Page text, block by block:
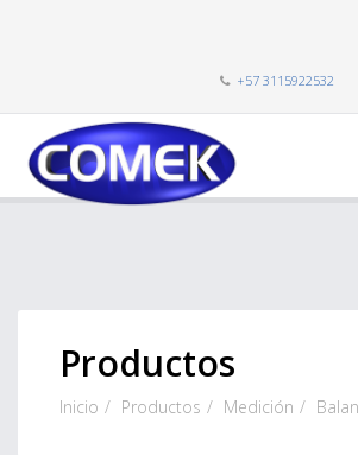
+57 3115922532
Productos
Inicio Productos Medición